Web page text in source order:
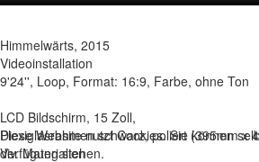
Himmelwärts, 2015
Videoinstallation
9'24'', Loop, Format: 16:9, Farbe, ohne Ton
LCD Bildschirm, 15 Zoll,
Plexiglasrahmen schwarz, poliert (395mm x
div. Materialien
Diese Website nutzt Cookies. Sie können
Verfügung stehen.